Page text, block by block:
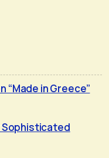
in Greece”
Sophisticated